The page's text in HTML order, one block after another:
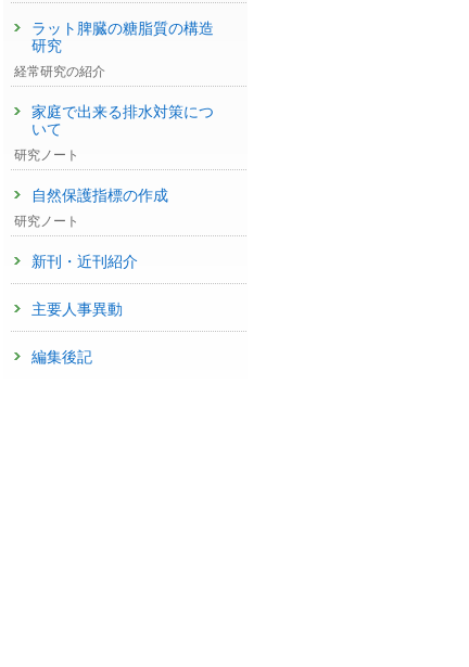
ラット脾臓の糖脂質の構造
研究
経常研究の紹介
家庭で出来る排水対策につ
いて
研究ノート
自然保護指標の作成
研究ノート
新刊・近刊紹介
主要人事異動
編集後記